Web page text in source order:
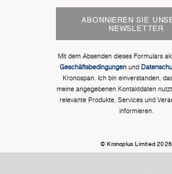
ABONNIEREN SIE
NEWSLETTER
Mit dem Absenden dieses Formulars
Geschäftsbedingungenund
Kronospan. Ich bin einverstanden,
meine angegebenen Kontaktdaten
relevante Produkte, Services und
informieren.
© Kronoplus Limited 2026